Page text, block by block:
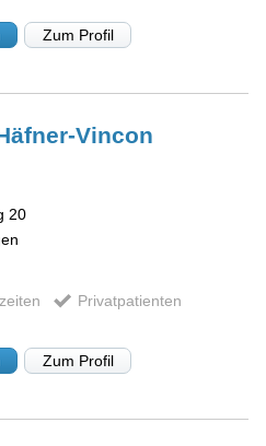
Zum Profil
Vincon
20
Privatpatienten
Zum Profil